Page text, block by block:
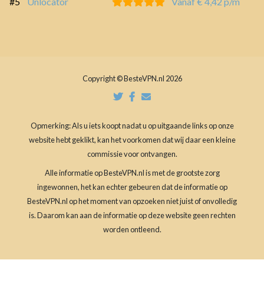
Copyright © BesteVPN.nl 2026
Opmerking: Als u iets koopt nadat u op uitgaande links op onze
website hebt geklikt, kan het voorkomen dat wij daar een kleine
commissie voor ontvangen.
Alle informatie op BesteVPN.nl is met de grootste zorg
ingewonnen, het kan echter gebeuren dat de informatie op
BesteVPN.nl op het moment van opzoeken niet juist of onvolledig
is. Daarom kan aan de informatie op deze website geen rechten
worden ontleend.